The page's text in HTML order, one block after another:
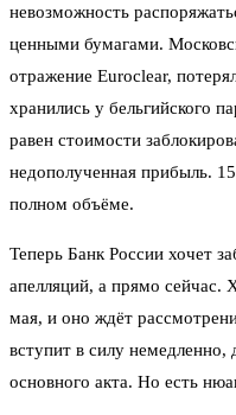
невозможность
ценными бумагами.
отражение Euroclear,
хранились у бельгийского
равен стоимости
недополученная прибыль.
полном объёме.
Теперь Банк России хочет
апелляций, а прямо сейчас.
мая, и оно ждёт
вступит в силу немедленно,
основного акта. Но есть